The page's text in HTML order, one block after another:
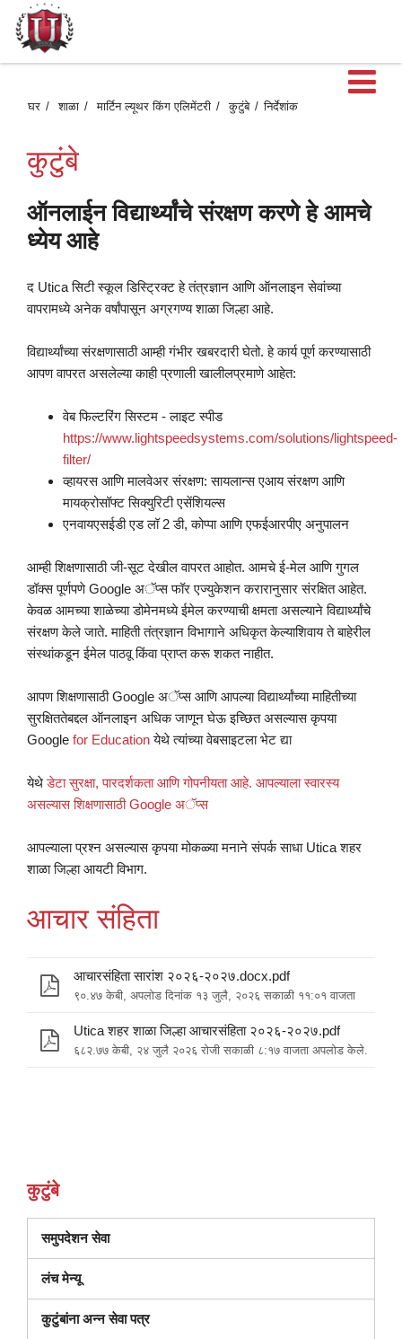
घर शाळा मार्टिन ल्यूथर किंग एलिमेंटरी कुटुंबे निर्देशांक
कुटुंबे
ऑनलाईन विद्यार्थ्यांचे संरक्षण करणे हे आमचे
ध्येय आहे
द Utica सिटी स्कूल डिस्ट्रिक्ट हे तंत्रज्ञान आणि ऑनलाइन सेवांच्या
वापरामध्ये अनेक वर्षांपासून अग्रगण्य शाळा जिल्हा आहे.
विद्यार्थ्यांच्या संरक्षणासाठी आम्ही गंभीर खबरदारी घेतो. हे कार्य पूर्ण करण्यासाठी
आपण वापरत असलेल्या काही प्रणाली खालीलप्रमाणे आहेत:
वेब फिल्टरिंग सिस्टम - लाइट स्पीड
https://www.lightspeedsystems.com/solutions/lightspeed-
filter/
व्हायरस आणि मालवेअर संरक्षण: सायलान्स एआय संरक्षण आणि
मायक्रोसॉफ्ट सिक्युरिटी एसेंशियल्स
एनवायएसईडी एड लॉ 2 डी, कोप्पा आणि एफईआरपीए अनुपालन
आम्ही शिक्षणासाठी जी-सूट देखील वापरत आहोत. आमचे ई-मेल आणि गुगल
डॉक्स पूर्णपणे Google अॅप्स फॉर एज्युकेशन करारानुसार संरक्षित आहेत.
केवळ आमच्या शाळेच्या डोमेनमध्ये ईमेल करण्याची क्षमता असल्याने विद्यार्थ्यांचे
संरक्षण केले जाते. माहिती तंत्रज्ञान विभागाने अधिकृत केल्याशिवाय ते बाहेरील
संस्थांकडून ईमेल पाठवू किंवा प्राप्त करू शकत नाहीत.
आपण शिक्षणासाठी Google अॅप्स आणि आपल्या विद्यार्थ्यांच्या माहितीच्या
सुरक्षिततेबद्दल ऑनलाइन अधिक जाणून घेऊ इच्छित असल्यास कृपया
Google for Educationयेथे त्यांच्या वेबसाइटला भेट द्या
येथेडेटा सुरक्षा, पारदर्शकता आणि गोपनीयता आहे. आपल्याला स्वारस्य
असल्यास शिक्षणासाठी Google अॅप्स
आपल्याला प्रश्न असल्यास कृपया मोकळ्या मनाने संपर्क साधा Utica शहर
शाळा जिल्हा आयटी विभाग.
आचार संहिता
आचारसंहिता सारांश २०२६-२०२७.docx.pdf
९०.४७ केबी, अपलोड दिनांक १३ जुलै, २०२६ सकाळी ११:०१ वाजता
Utica शहर शाळा जिल्हा आचारसंहिता २०२६-२०२७.pdf
६८२.७७ केबी, २४ जुलै २०२६ रोजी सकाळी ८:१७ वाजता अपलोड केले.
कुटुंबे
समुपदेशन सेवा(नवीन
विंडोमध्ये
लंच मेन्यू
कुटुंबांना अन्न सेवा पत्र